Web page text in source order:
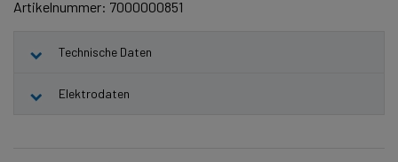
Artikelnummer: 7000000851
Technische Daten
Elektrodaten